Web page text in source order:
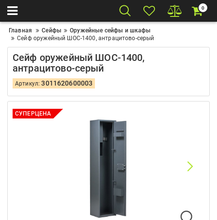
0
Главная Сейфы
Оружейные сейфы и шкафы
Сейф оружейный ШОС-1400, антрацитово-серый
Сейф оружейный ШОС-1400,
антрацитово-серый
Артикул:3011620600003
СУПЕРЦЕНА